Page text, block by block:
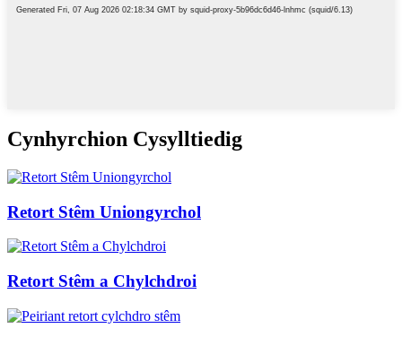
Cynhyrchion Cysylltiedig
Retort Stêm Uniongyrchol
Retort Stêm a Chylchdroi